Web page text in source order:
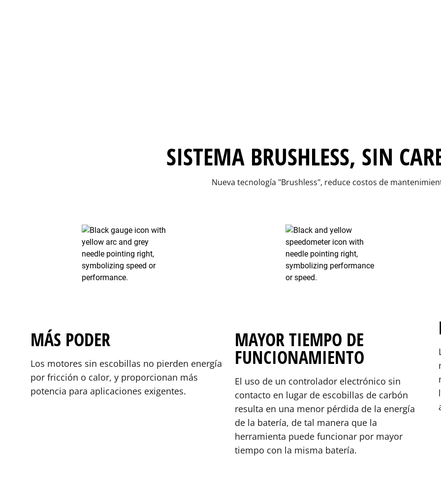
SISTEMA BRUSHLESS, SIN
Nueva tecnología "Brushless", reduce costos de
MÁS PODER
Los motores sin escobillas no pierden energía
por fricción o calor, y proporcionan más
potencia para aplicaciones exigentes.
MAYOR TIEMPO DE
FUNCIONAMIENTO
El uso de un controlador electrónico sin
contacto en lugar de escobillas de carbón
resulta en una menor pérdida de la energía
de la batería, de tal manera que la
herramienta puede funcionar por mayor
tiempo con la misma batería.